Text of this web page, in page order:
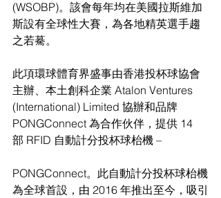
(WSOBP)。該會每年均在美國拉斯維加
斯設有全球性大賽，為各地精英選手趨
之若驀。
此項環球體育界盛事由香港投杯球協會
主辦、本土創科企業 Atalon Ventures
(International) Limited 協辦和品牌
PONGConnect 為合作伙伴，提供 14
部 RFID 自動計分投杯球枱機 –
PONGConnect。此自動計分投杯球枱機
為全球首設，由 2016 年推出至今，吸引